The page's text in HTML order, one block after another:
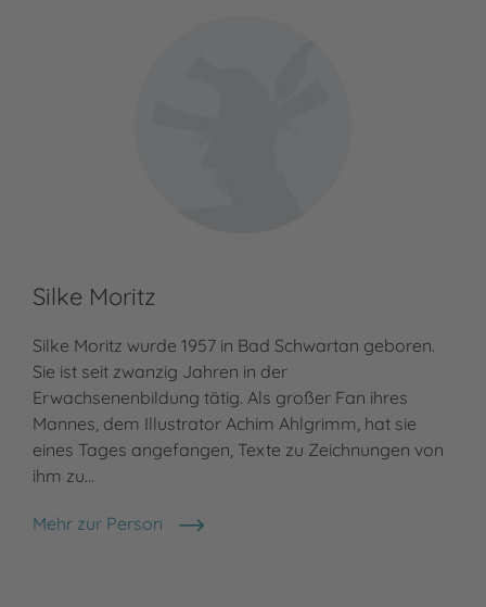
Silke Moritz
Silke Moritz wurde 1957 in Bad Schwartan geboren.
Sie ist seit zwanzig Jahren in der
Erwachsenenbildung tätig. Als großer Fan ihres
Mannes, dem Illustrator Achim Ahlgrimm, hat sie
eines Tages angefangen, Texte zu Zeichnungen von
ihm zu…
Mehr zur Person
Silke Moritz